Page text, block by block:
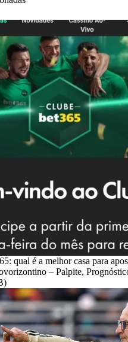
qual é a melhor casa para
– Palpite,